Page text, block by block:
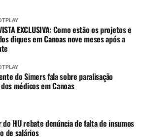
EXCLUSIVA: Como estão os projetos e
diques em Canoas nove meses após a
do Simers fala sobre paralisação
médicos em Canoas
HU rebate denúncia de falta de insumos
de salários